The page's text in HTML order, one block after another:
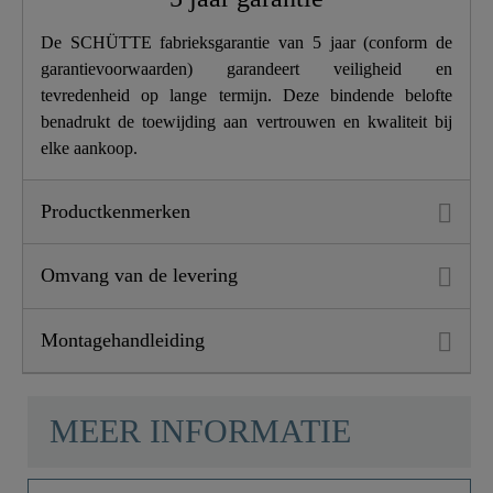
Lengte 24,0 Cm
Vaatwerk Douche Ja
De SCHÜTTE fabrieksgarantie van 5 jaar (conform de
garantievoorwaarden) garandeert veiligheid en
tevredenheid op lange termijn. Deze bindende belofte
benadrukt de toewijding aan vertrouwen en kwaliteit bij
elke aankoop.
Productkenmerken
Omvang van de levering
Montagehandleiding
MEER INFORMATIE